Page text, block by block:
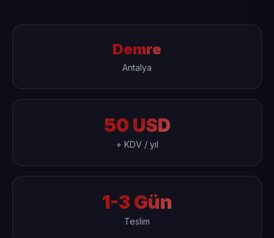
Demre
Antalya
50 USD
+ KDV / yıl
1-3 Gün
Teslim